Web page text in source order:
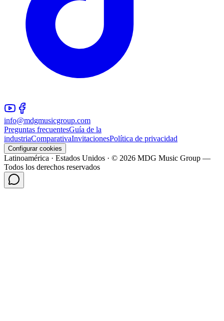
info@mdgmusicgroup.com
Preguntas frecuentesGuía de la
industriaComparativaInvitacionesPolítica de privacidad
Configurar cookies
Latinoamérica · Estados Unidos · © 2026 MDG Music Group —
Todos los derechos reservados